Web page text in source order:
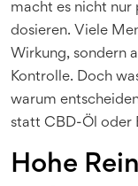
macht es nicht nur
dosieren. Viele
Wirkung, sondern
Kontrolle. Doch
warum
statt CBD-Öl oder
Hohe